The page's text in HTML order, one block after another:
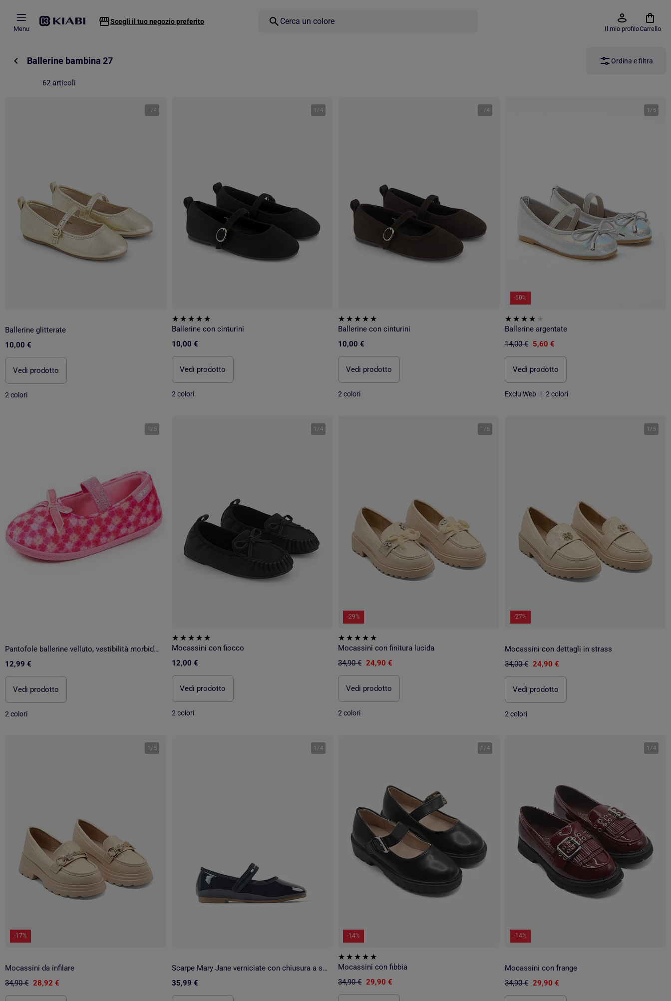
Menu
Scegli il tuo negozio preferito
Il mio profiloCarrello
Ballerine bambina 27 Ordina e filtra
62 articoli
1 /4
Ballerine glitterate
10,00 €
Vedi prodotto
2 colori
1 /4
Ballerine con cinturini
10,00 €
Vedi prodotto
2 colori
1 /4
Ballerine con cinturini
10,00 €
Vedi prodotto
2 colori
1 / 5
-60%
Ballerine argentate
14,00 € 5,60 €
Vedi prodotto
Exclu Web | 2 colori
1 / 5
Pantofole ballerine velluto, vestibilità morbida, facile da bambina Isotoner
12,99 €
Vedi prodotto
2 colori
1 /4
Mocassini con fiocco
12,00 €
Vedi prodotto
2 colori
1 / 5
-29%
Mocassini con finitura lucida
34,90 € 24,90 €
Vedi prodotto
2 colori
1 / 5
-27%
Mocassini con dettagli in strass
34,00 € 24,90 €
Vedi prodotto
2 colori
1 / 5
-17%
Mocassini da infilare
34,90 € 28,92 €
1 /4
Scarpe Mary Jane verniciate con chiusura a strappo
35,99 €
1 /4
-14%
Mocassini con fibbia
34,90 € 29,90 €
1 /4
-14%
Mocassini con frange
34,90 € 29,90 €